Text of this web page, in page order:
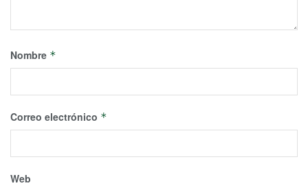
Nombre *
Correo electrónico *
Web